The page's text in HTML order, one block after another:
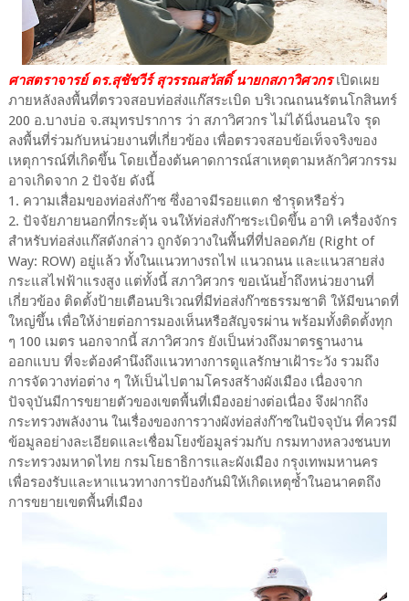
ศาสตราจารย์ ดร.สุชัชวีร์ สุวรรณสวัสดิ์ นายกสภาวิศวกรเปิดเผย
ภายหลังลงพื้นที่ตรวจสอบท่อส่งแก๊สระเบิด บริเวณถนนรัตนโกสินทร์
200 อ.บางบ่อ จ.สมุทรปราการ ว่า สภาวิศวกร ไม่ได้นิ่งนอนใจ รุด
ลงพื้นที่ร่วมกับหน่วยงานที่เกี่ยวข้อง เพื่อตรวจสอบข้อเท็จจริงของ
เหตุการณ์ที่เกิดขึ้น โดยเบื้องต้นคาดการณ์สาเหตุตามหลักวิศวกรรม
อาจเกิดจาก 2 ปัจจัย ดังนี้
1. ความเสื่อมของท่อส่งก๊าซ ซึ่งอาจมีรอยแตก ชำรุดหรือรั่ว
2. ปัจจัยภายนอกที่กระตุ้น จนให้ท่อส่งก๊าซระเบิดขึ้น อาทิ เครื่องจักร
สำหรับท่อส่งแก๊สดังกล่าว ถูกจัดวางในพื้นที่ที่ปลอดภัย (Right of
Way: ROW) อยู่แล้ว ทั้งในแนวทางรถไฟ แนวถนน และแนวสายส่ง
กระแสไฟฟ้าแรงสูง แต่ทั้งนี้ สภาวิศวกร ขอเน้นย้ำถึงหน่วยงานที่
เกี่ยวข้อง ติดตั้งป้ายเตือนบริเวณที่มีท่อส่งก๊าซธรรมชาติ ให้มีขนาดที่
ใหญ่ขึ้น เพื่อให้ง่ายต่อการมองเห็นหรือสัญจรผ่าน พร้อมทั้งติดตั้งทุก
ๆ 100 เมตร นอกจากนี้ สภาวิศวกร ยังเป็นห่วงถึงมาตรฐานงาน
ออกแบบ ที่จะต้องคำนึงถึงแนวทางการดูแลรักษาเฝ้าระวัง รวมถึง
การจัดวางท่อต่าง ๆ ให้เป็นไปตามโครงสร้างผังเมือง เนื่องจาก
ปัจจุบันมีการขยายตัวของเขตพื้นที่เมืองอย่างต่อเนื่อง จึงฝากถึง
กระทรวงพลังงาน ในเรื่องของการวางผังท่อส่งก๊าซในปัจจุบัน ที่ควรมี
ข้อมูลอย่างละเอียดและเชื่อมโยงข้อมูลร่วมกับ กรมทางหลวงชนบท
กระทรวงมหาดไทย กรมโยธาธิการและผังเมือง กรุงเทพมหานคร
เพื่อรองรับและหาแนวทางการป้องกันมิให้เกิดเหตุซ้ำในอนาคตถึง
การขยายเขตพื้นที่เมือง